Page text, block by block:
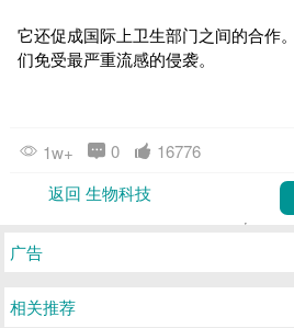
它还促成国际上卫生部门之间的合作
们免受最严重流感的侵袭。
1w+ 0
16776
返回 生物科技
广告
相关推荐